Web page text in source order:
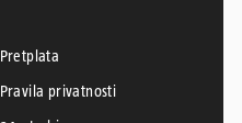
Pretplata
Pravila privatnosti